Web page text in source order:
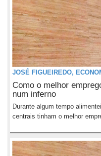
JOSÉ FIGUEIREDO,
Como o melhor
num inferno
Durante algum tempo
centrais tinham o melhor